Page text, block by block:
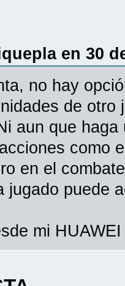
en 30
no hay
de otro
aun que
como
en el
jugado puede
mi